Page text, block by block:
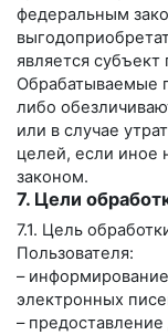
федеральным
является
Обрабатываемые
либо
или в случае
целей, если иное
законом.
7. Цели
7.1. Цель
Пользователя:
–
электронных
–